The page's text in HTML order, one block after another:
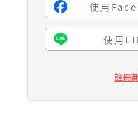
使用
使用
註冊